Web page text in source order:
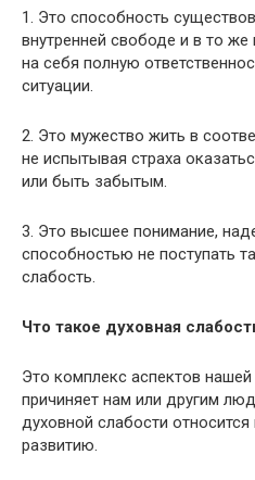
1. Это способность
внутренней свободе и в то же
на себя полную
ситуации.
2. Это мужество жить в
не испытывая страха
или быть забытым.
3. Это высшее понимание,
способностью не поступать
слабость.
Что такое духовная
Это комплекс аспектов
причиняет нам или другим
духовной слабости
развитию.